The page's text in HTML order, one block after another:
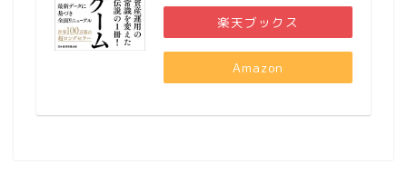
楽天ブックス
Amazon